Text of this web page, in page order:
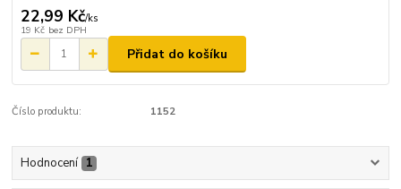
22,99 Kč/ks
19 Kč bez DPH
Přidat do košíku
Číslo produktu: 1152
Hodnocení 1